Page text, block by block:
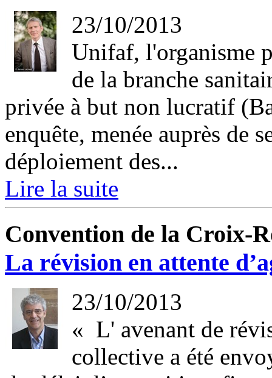
23/10/2013
Unifaf, l'organisme
de la branche
privée à but non lucratif
enquête, menée auprès de
déploiement des...
Lire la suite
Convention de la Croix-
La révision en attente
23/10/2013
« L' avenant de
collective a été